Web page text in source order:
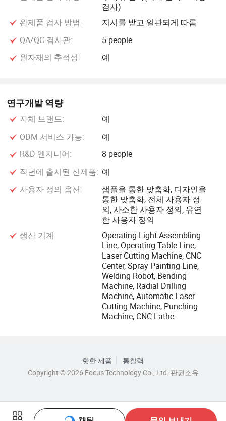
검사)
완제품 검사 방법:
지시를 받고 일관되게 따름
QA/QC 검사관:
5 people
원자재의 추적성:
예
연구개발 역량
자체 브랜드:
예
ODM 서비스 가능:
예
R&D 엔지니어:
8 people
작년에 출시된 신제품: 예
사용자 정의 옵션:
샘플을 통한 맞춤화, 디자인을
통한 맞춤화, 전체 사용자 정
의, 사소한 사용자 정의, 유연
한 사용자 정의
생산 기계:
Operating Light Assembling
Line, Operating Table Line,
Laser Cutting Machine, CNC
Center, Spray Painting Line,
Welding Robot, Bending
Machine, Radial Drilling
Machine, Automatic Laser
Cutting Machine, Punching
Machine, CNC Lathe
핫한 제품
통찰력
Copyright © 2026 Focus Technology Co., Ltd. 판권소유